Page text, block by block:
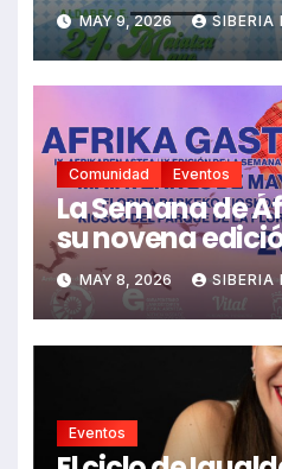
MAY 9, 2026 SIBERIA
Comunidad Eventos
La Semana de
su novena
MAY 8, 2026 SIBERIA
Eventos